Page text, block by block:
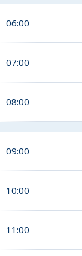
06:00
07:00
08:00
09:00
10:00
11:00